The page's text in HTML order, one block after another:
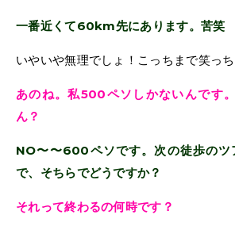
一番近くて60km先にあります。苦笑
いやいや無理でしょ！こっちまで笑っち
あのね。私500ペソしかないんです
ん？
NO〜〜600ペソです。次の徒歩のツ
で、そちらでどうですか？
それって終わるの何時です？